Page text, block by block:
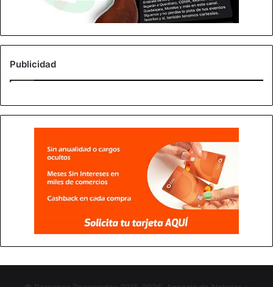
Publicidad